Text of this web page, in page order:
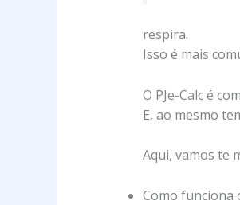
respira.
Isso é mais
O PJe-Calc é
E, ao mesmo
Aqui, vamos te
Como funciona